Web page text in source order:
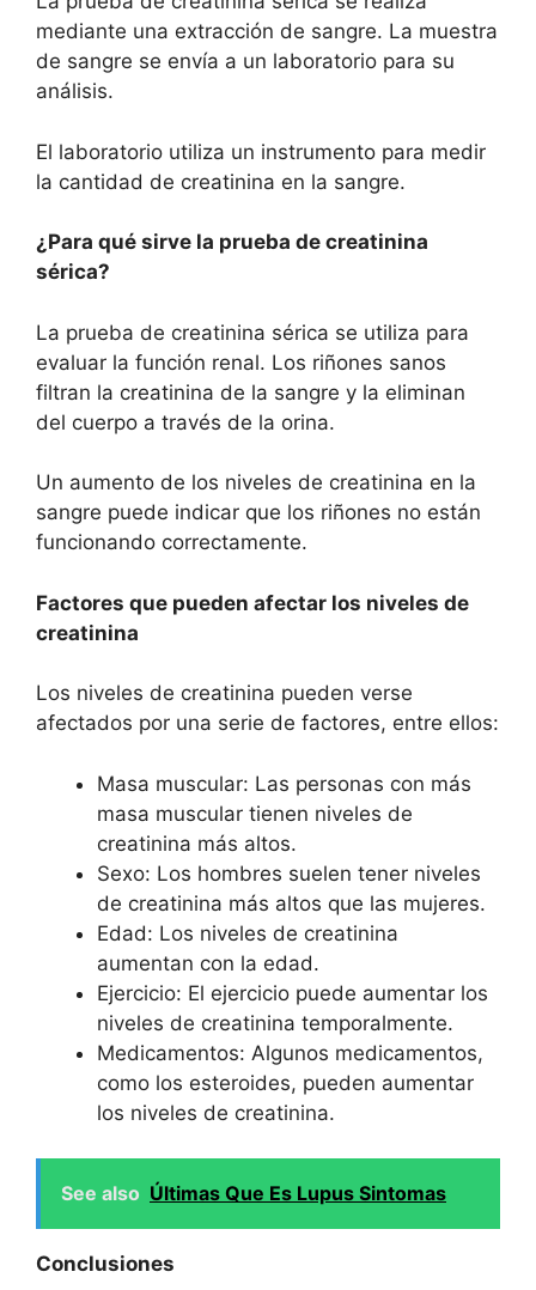
mediante una extracción de sangre. La muestra
de sangre se envía a un laboratorio para su
análisis.
El laboratorio utiliza un instrumento para medir
la cantidad de creatinina en la sangre.
¿Para qué sirve la prueba de creatinina
sérica?
La prueba de creatinina sérica se utiliza para
evaluar la función renal. Los riñones sanos
filtran la creatinina de la sangre y la eliminan
del cuerpo a través de la orina.
Un aumento de los niveles de creatinina en la
sangre puede indicar que los riñones no están
funcionando correctamente.
Factores que pueden afectar los niveles de
creatinina
Los niveles de creatinina pueden verse
afectados por una serie de factores, entre ellos:
Masa muscular: Las personas con más
masa muscular tienen niveles de
creatinina más altos.
Sexo: Los hombres suelen tener niveles
de creatinina más altos que las mujeres.
Edad: Los niveles de creatinina
aumentan con la edad.
Ejercicio: El ejercicio puede aumentar los
niveles de creatinina temporalmente.
Medicamentos: Algunos medicamentos,
como los esteroides, pueden aumentar
los niveles de creatinina.
See also Últimas Que Es Lupus Sintomas
Conclusiones